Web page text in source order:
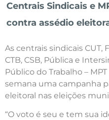
Centrais Sindicais e
contra assédio
As centrais sindicais CUT,
CTB, CSB, Pública e
Público do Trabalho –
semana uma campanha
eleitoral nas eleições
“O voto é seu e tem sua